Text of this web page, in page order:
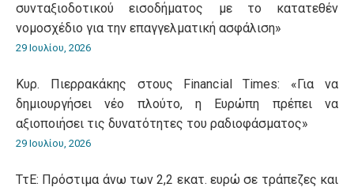
συνταξιοδοτικού εισοδήματος με το κατατεθέν
νομοσχέδιο για την επαγγελματική ασφάλιση»
29 Ιουλίου, 2026
Κυρ. Πιερρακάκης στους Financial Times: «Για να
δημιουργήσει νέο πλούτο, η Ευρώπη πρέπει να
αξιοποιήσει τις δυνατότητες του ραδιοφάσματος»
29 Ιουλίου, 2026
ΤτΕ: Πρόστιμα άνω των 2,2 εκατ. ευρώ σε τράπεζες και